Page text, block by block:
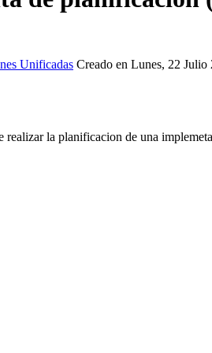
Unificadas Creado en Lunes, 22 Julio
realizar la planificacion de una